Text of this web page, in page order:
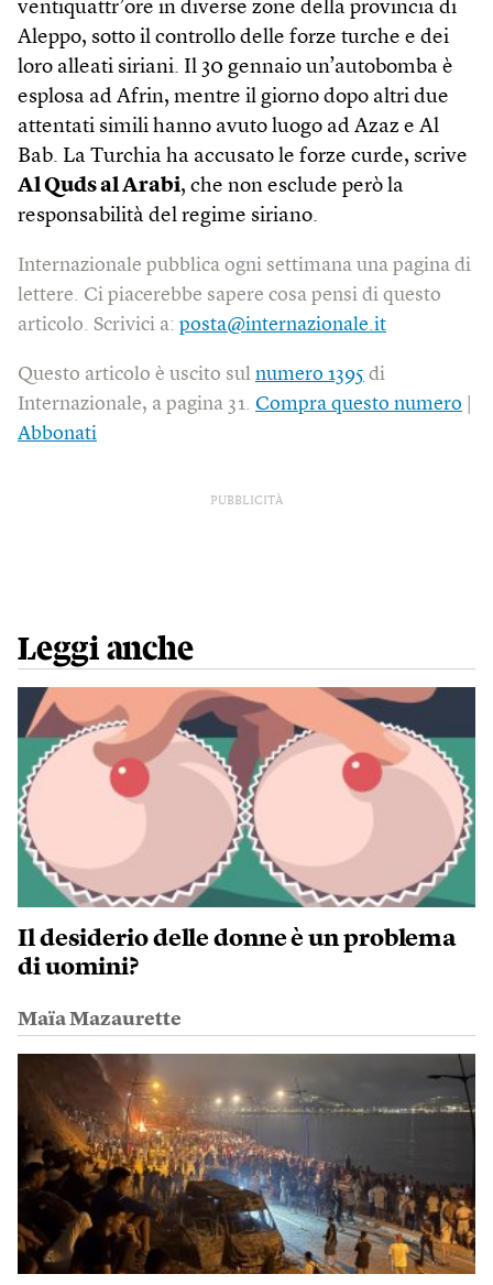
ventiquattr’ore in diverse zone della provincia di
Aleppo, sotto il controllo delle forze turche e dei
loro alleati siriani. Il 30 gennaio un’autobomba è
esplosa ad Afrin, mentre il giorno dopo altri due
attentati simili hanno avuto luogo ad Azaz e Al
Bab. La Turchia ha accusato le forze curde, scrive
Al Quds al Arabi, che non esclude però la
responsabilità del regime siriano.
Internazionale pubblica ogni settimana una pagina di
lettere. Ci piacerebbe sapere cosa pensi di questo
articolo. Scrivici a: posta@internazionale.it
Questo articolo è uscito sul numero 1395 di
Internazionale, a pagina 31. Compra questo numero
Abbonati
PUBBLICITÀ
Leggi anche
Il desiderio delle donne è un problema
di uomini?
Maïa Mazaurette